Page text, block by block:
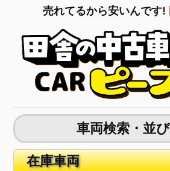
売れてるから安いんです!
車両検索・並
在庫車両